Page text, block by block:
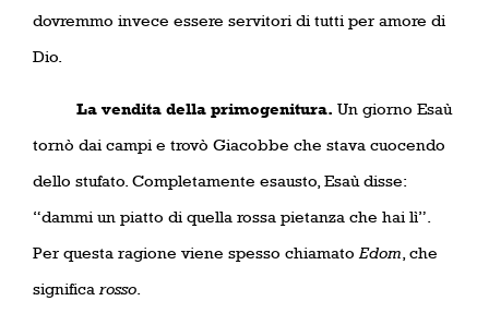
dovremmo invece essere servitori di tutti per amore di
Dio.
La vendita della primogenitura. Un giorno Esaù
tornò dai campi e trovò Giacobbe che stava cuocendo
dello stufato. Completamente esausto, Esaù disse:
“dammi un piatto di quella rossa pietanza che hai lì”.
Per questa ragione viene spesso chiamato Edom , che
significa rosso